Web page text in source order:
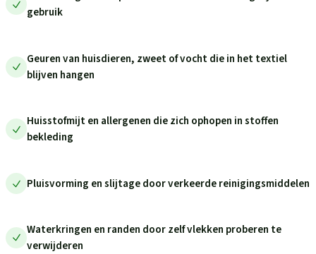
gebruik
Geuren van huisdieren, zweet of vocht die in het textiel
blijven hangen
Huisstofmijt en allergenen die zich ophopen in stoffen
bekleding
Pluisvorming en slijtage door verkeerde reinigingsmiddelen
Waterkringen en randen door zelf vlekken proberen te
verwijderen